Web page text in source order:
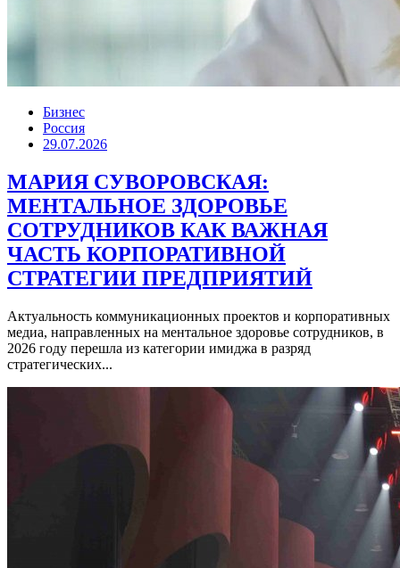
Бизнес
Россия
29.07.2026
МАРИЯ СУВОРОВСКАЯ:
МЕНТАЛЬНОЕ ЗДОРОВЬЕ
СОТРУДНИКОВ КАК ВАЖНАЯ
ЧАСТЬ КОРПОРАТИВНОЙ
СТРАТЕГИИ ПРЕДПРИЯТИЙ
Актуальность коммуникационных проектов и корпоративных
медиа, направленных на ментальное здоровье сотрудников, в
2026 году перешла из категории имиджа в разряд
стратегических...